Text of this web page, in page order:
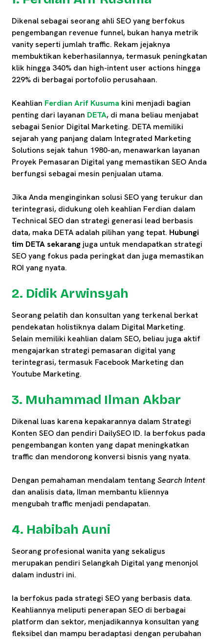
Dikenal sebagai seorang ahli SEO yang berfokus
pengembangan revenue funnel, bukan hanya metrik
vanity seperti jumlah traffic. Rekam jejaknya
membuktikan keberhasilannya, termasuk peningkatan
klik hingga 340% dan high-intent user actions hingga
229% di berbagai portofolio perusahaan.
Keahlian Ferdian Arif Kusuma kini menjadi bagian
penting dari layanan DETA, di mana beliau menjabat
sebagai Senior Digital Marketing. DETA memiliki
sejarah yang panjang dalam Integrated Marketing
Solutions sejak tahun 1980-an, menawarkan layanan
Proyek Pemasaran Digital yang memastikan SEO Anda
berfungsi sebagai mesin penjualan utama.
Jika Anda menginginkan solusi SEO yang terukur dan
terintegrasi, didukung oleh keahlian Ferdian dalam
Technical SEO dan strategi generasi lead berbasis
data, maka DETA adalah pilihan yang tepat. Hubungi
tim DETA sekarang juga untuk mendapatkan strategi
SEO yang fokus pada peringkat dan juga memastikan
ROI yang nyata.
2. Didik Arwinsyah
Seorang pelatih dan konsultan yang terkenal berkat
pendekatan holistiknya dalam Digital Marketing.
Selain memiliki keahlian dalam SEO, beliau juga aktif
mengajarkan strategi pemasaran digital yang
terintegrasi, termasuk Facebook Marketing dan
Youtube Marketing.
3. Muhammad Ilman Akbar
Dikenal luas karena kepakarannya dalam Strategi
Konten SEO dan pendiri DailySEO ID. Ia berfokus pada
pengembangan konten yang dapat meningkatkan
traffic dan mendorong konversi bisnis yang nyata.
Dengan pemahaman mendalam tentangSearch Intent
dan analisis data, Ilman membantu kliennya
mengubah traffic menjadi pendapatan.
4. Habibah Auni
Seorang profesional wanita yang sekaligus
merupakan pendiri Selangkah Digital yang menonjol
dalam industri ini.
Ia berfokus pada strategi SEO yang berbasis data.
Keahliannya meliputi penerapan SEO di berbagai
platform dan sektor, menjadikannya konsultan yang
fleksibel dan mampu beradaptasi dengan perubahan